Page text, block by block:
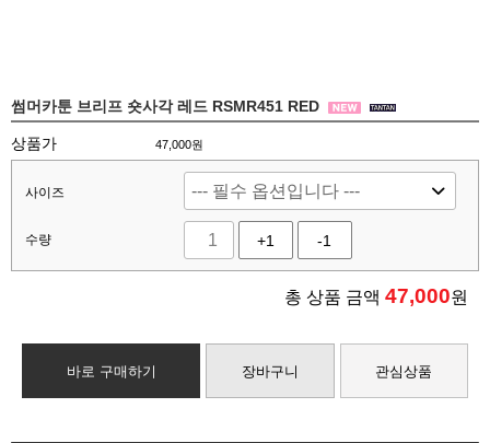
썸머카툰 브리프 숏사각 레드 RSMR451 RED
상품가 47,000원
사이즈
수량 +1 -1
총 상품 금액 47,000원
바로 구매하기 장바구니 관심상품